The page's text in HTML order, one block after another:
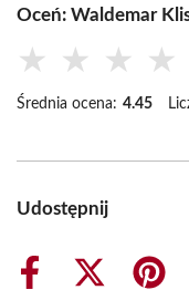
Oceń: Waldemar
★ ★ ★ ★
Średnia ocena: 4.45
Udostępnij
Share
Share
Share